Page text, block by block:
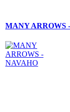
MANY ARROWS